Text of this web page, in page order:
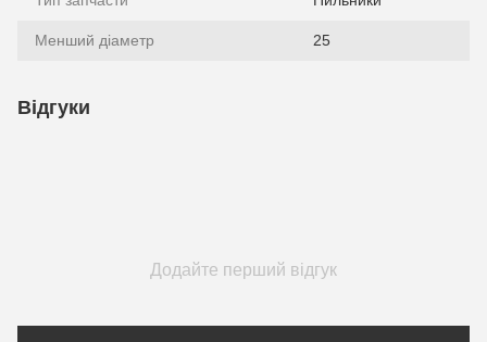
Менший діаметр 25
Відгуки
Додайте перший відгук